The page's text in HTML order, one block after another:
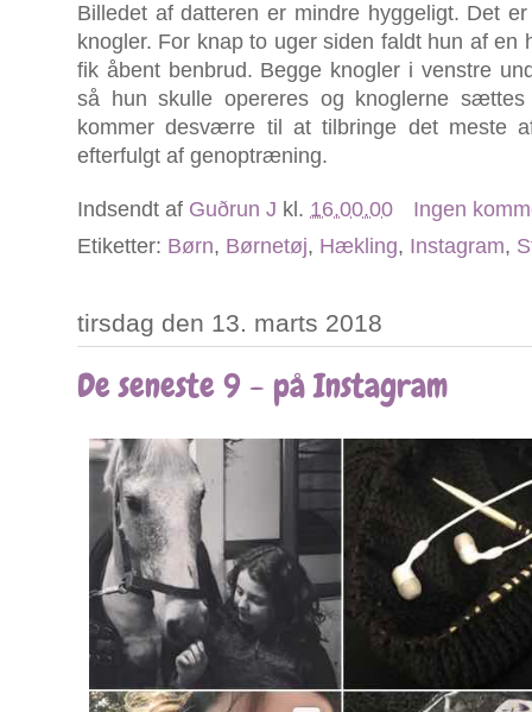
Billedet af datteren er mindre hyggeligt. Det
knogler. For knap to uger siden faldt hun af en
fik åbent benbrud. Begge knogler i venstre
så hun skulle opereres og knoglerne
kommer desværre til at tilbringe det meste
efterfulgt af genoptræning.
Indsendt af Guðrun J kl. 16.00.00
Ingen
Etiketter: Børn, Børnetøj, Hækling, Instagram,
tirsdag den 13. marts 2018
De seneste 9 - på Instagram